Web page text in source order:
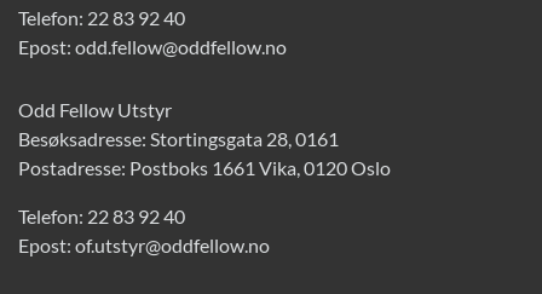
Telefon: 22 83 92 40
Epost: odd.fellow@oddfellow.no
Odd Fellow Utstyr
Besøksadresse: Stortingsgata 28, 0161
Postadresse: Postboks 1661 Vika, 0120 Oslo
Telefon: 22 83 92 40
Epost: of.utstyr@oddfellow.no